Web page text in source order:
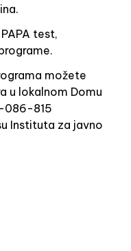
test,
možete
u lokalnom Domu
086-815
Instituta za javno